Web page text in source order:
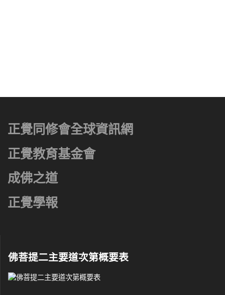
正覺同修會全球資訊網
正覺教育基金會
成佛之道
正覺學報
佛菩提二主要道次第概要表